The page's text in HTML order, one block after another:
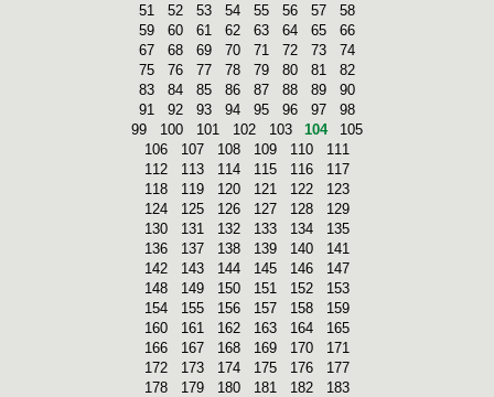
51
52 53 54 55 56 57
58
59
60 61 62 63 64 65
66
67
68 69 70 71 72 73
74
75
76 77 78 79 80 81
82
83
84 85 86 87 88 89
90
91
92 93 94 95 96 97
98
99
100 101 102 103 104
105
106
107 108 109 110
111
112
113 114 115 116
117
118
119 120 121 122
123
124
125 126 127 128
129
130
131 132 133 134
135
136
137 138 139 140
141
142
143 144 145 146
147
148
149 150 151 152
153
154
155 156 157 158
159
160
161 162 163 164
165
166
167 168 169 170
171
172
173 174 175 176
177
178
179 180 181 182
183